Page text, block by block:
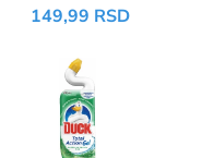
149,99 RSD